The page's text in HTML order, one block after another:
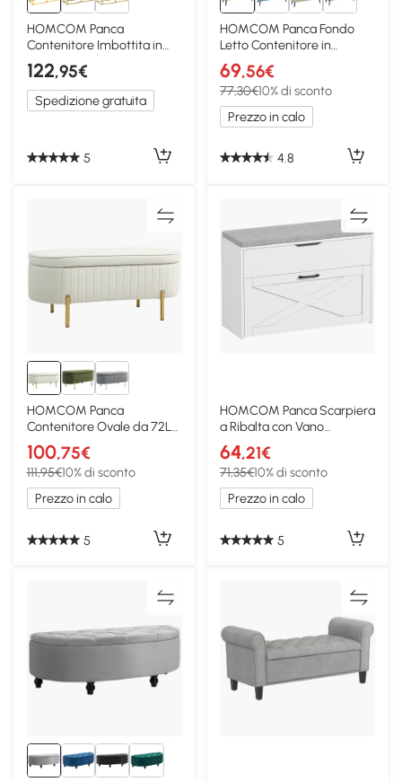
HOMCOM Panca
Contenitore Imbottita in
Tessuto Beige
122,95€
Spedizione gratuita
5
HOMCOM Panca Fondo
Letto Contenitore in
Poliestere Giallo
69,56€
77,30€10% di sconto
Prezzo in calo
4.8
HOMCOM Panca
Contenitore Ovale da 72L
in Tessuto Vellutato Crema
100,75€
111,95€10% di sconto
Prezzo in calo
5
HOMCOM Panca Scarpiera
a Ribalta con Vano
Contenitore Bianco
64,21€
71,35€10% di sconto
Prezzo in calo
5